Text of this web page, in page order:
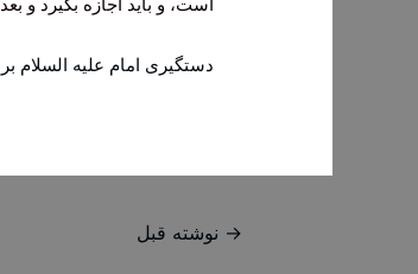
دستگیری امام علیه السلام
راهبری
→ نوشته قبل